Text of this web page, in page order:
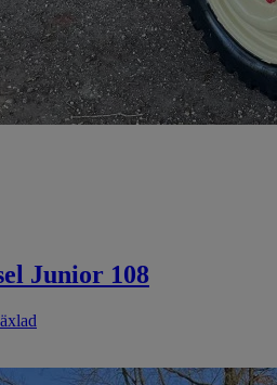
Junior 108